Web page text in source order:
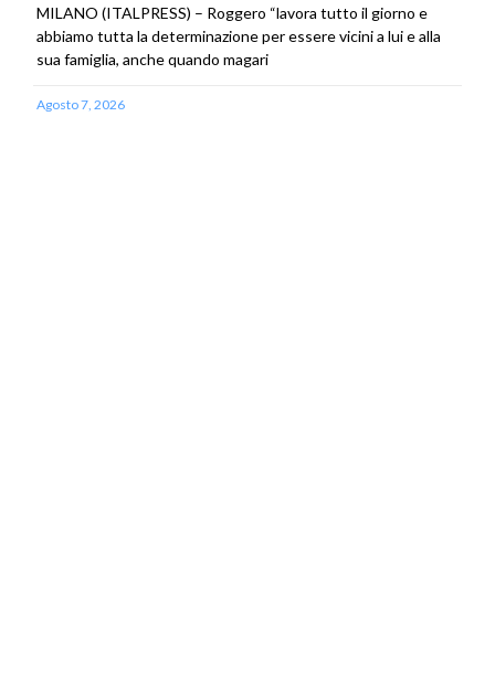
MILANO (ITALPRESS) – Roggero “lavora tutto il giorno e
abbiamo tutta la determinazione per essere vicini a lui e alla
sua famiglia, anche quando magari
Agosto 7, 2026